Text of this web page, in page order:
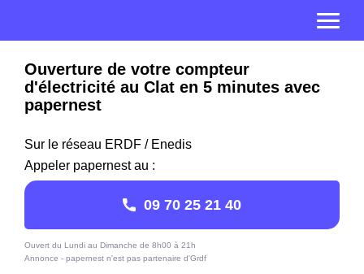
Ouverture de votre compteur
d'électricité au Clat en 5 minutes avec
papernest
Sur le réseau ERDF / Enedis
Appeler papernest au :
09 70 25 21 40
Ouvert du Lundi au Dimanche de 8h00 à 21h
Annonce - papernest n'est pas partenaire d'Grdf